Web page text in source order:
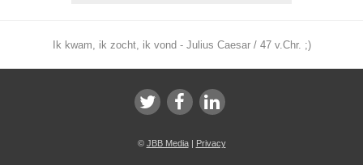
Ik kwam, ik zocht, ik vond - Julius Caesar / 47 v.Chr. ;)
© JBB Media| Privacy